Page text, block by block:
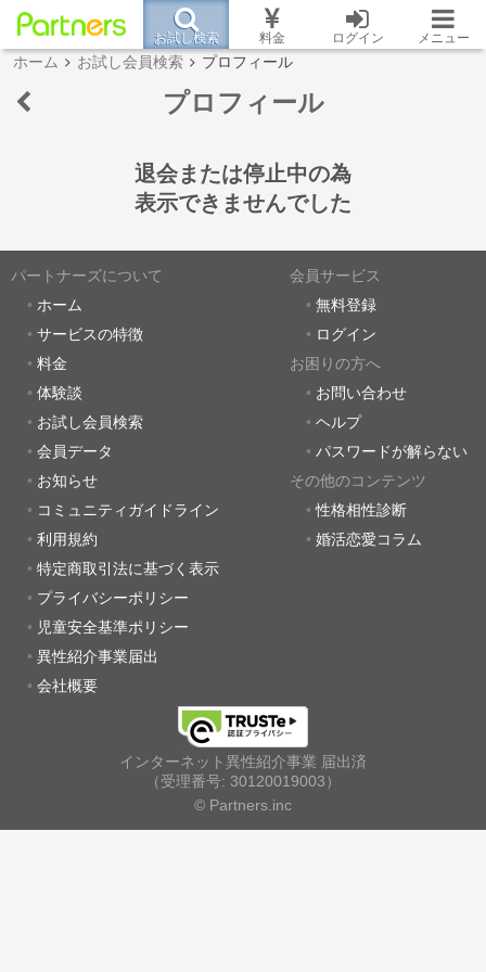
お試し検索 料金 ログイン メニュー
ホーム お試し会員検索 プロフィール
プロフィール
退会または停止中の為
表示できませんでした
パートナーズについて
ホーム
サービスの特徴
料金
体験談
お試し会員検索
会員データ
お知らせ
コミュニティガイドライン
利用規約
特定商取引法に基づく表示
プライバシーポリシー
児童安全基準ポリシー
異性紹介事業届出
会社概要
会員サービス
無料登録
ログイン
お困りの方へ
お問い合わせ
ヘルプ
パスワードが解らない
その他のコンテンツ
性格相性診断
婚活恋愛コラム
インターネット異性紹介事業 届出済
（受理番号: 30120019003）
© Partners.inc